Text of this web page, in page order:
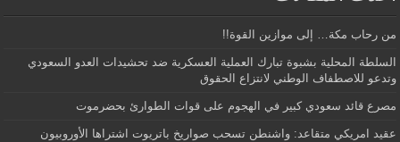
من رحاب مكة… إلى موازين القوة!!
السلطة المحلية بشبوة تبارك العملية العسكرية ضد تحشيدات العدو السعودي
وتدعو للاصطفاف الوطني لانتزاع الحقوق
مصرع قائد سعودي كبير في الهجوم على قوات الطوارئ بحضرموت
عقيد امريكي متقاعد: واشنطن تسحب صواريخ باتريوت اشتراها الأوروبيون